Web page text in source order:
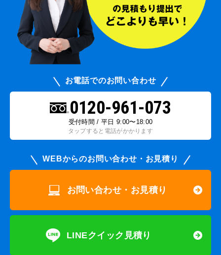
お電話でのお問い合わせ
0120-961-073
受付時間 / 平日 9:00〜18:00
タップすると電話がかかります
WEBからのお問い合わせ・お見積り
お問い合わせ・お見積り
LINEクイック見積り